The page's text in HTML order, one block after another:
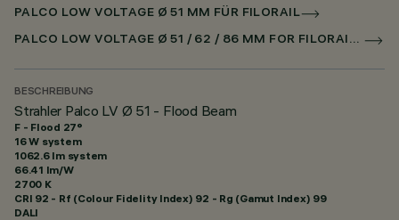
PALCO LOW VOLTAGE Ø 51 MM FÜR FILORAIL
PALCO LOW VOLTAGE Ø 51 / 62 / 86 MM FOR FILORAIL DALI POWERLINE
BESCHREIBUNG
Strahler Palco LV Ø 51 - Flood Beam
F - Flood 27°
16 W system
1062.6 lm system
66.41 lm/W
2700 K
CRI 92 - Rf (Colour Fidelity Index) 92 - Rg (Gamut Index) 99
DALI